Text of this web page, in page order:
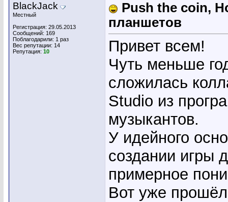
BlackJack
Местный
Регистрация: 29.05.2013
Сообщений: 169
Поблагодарили: 1 раз
Вес репутации: 14
Репутация: 10
Push the coin,
планшетов
Привет всем!
Чуть меньше
сложилась
Studio из
музыкантов.
У идейного
создании игры
примерное
Вот уже